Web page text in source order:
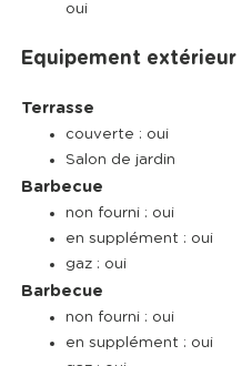
oui
Equipement extérieur
Terrasse
couverte : oui
Salon de jardin
Barbecue
non fourni : oui
en supplément : oui
gaz : oui
Barbecue
non fourni : oui
en supplément : oui